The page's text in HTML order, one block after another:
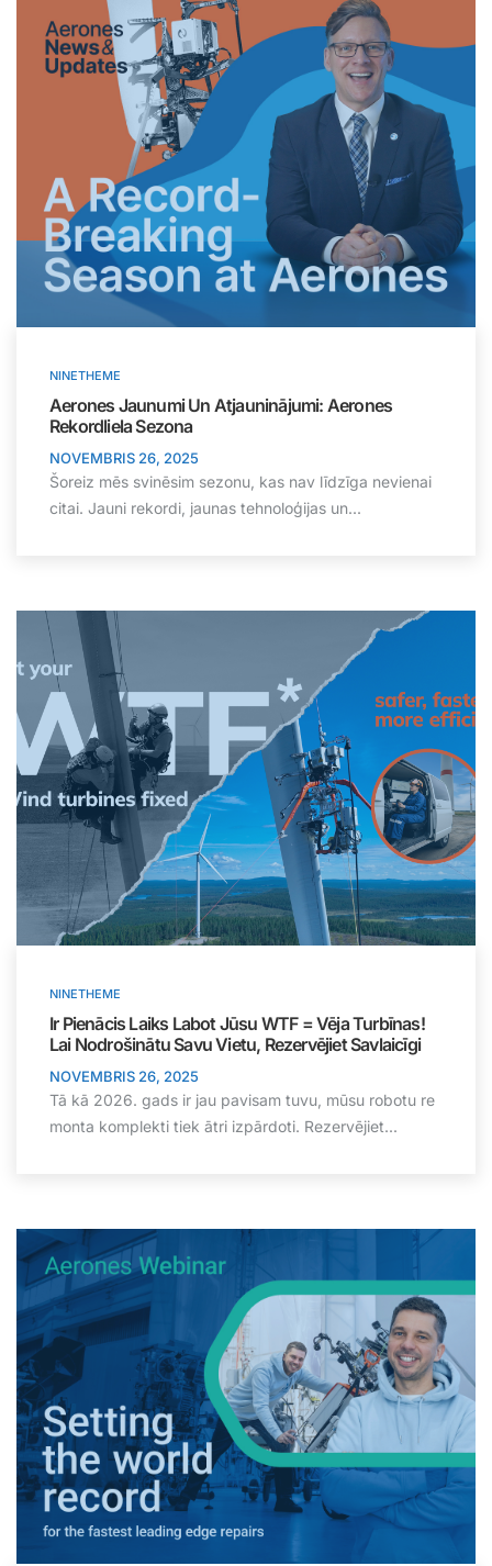
NINETHEME
Aerones Jaunumi Un Atjauninājumi: Aerones
Rekordliela Sezona
NOVEMBRIS 26, 2025
Šoreiz mēs svinēsim sezonu, kas nav līdzīga nevienai
citai. Jauni rekordi, jaunas tehnoloģijas un...
NINETHEME
Ir Pienācis Laiks Labot Jūsu WTF = Vēja Turbīnas!
Lai Nodrošinātu Savu Vietu, Rezervējiet Savlaicīgi
NOVEMBRIS 26, 2025
Tā kā 2026. gads ir jau pavisam tuvu, mūsu robotu re
monta komplekti tiek ātri izpārdoti. Rezervējiet...